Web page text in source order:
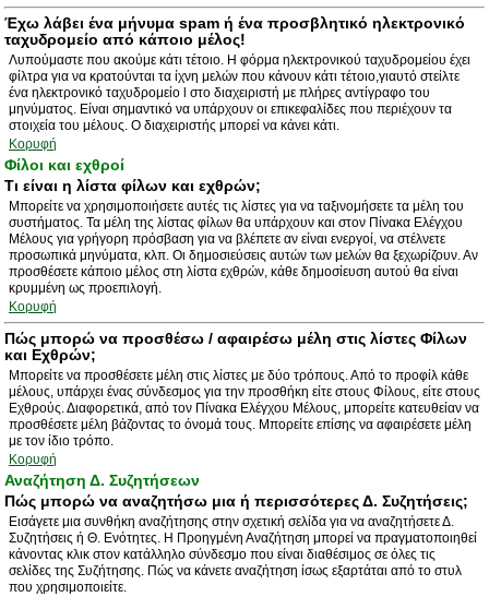
Έχω λάβει ένα μήνυμα spam ή ένα προσβλητικό ηλεκτρονικό
ταχυδρομείο από κάποιο μέλος!
Λυπούμαστε που ακούμε κάτι τέτοιο. Η φόρμα ηλεκτρονικού ταχυδρομείου έχει
φίλτρα για να κρατούνται τα ίχνη μελών που κάνουν κάτι τέτοιο,γιαυτό στείλτε
ένα ηλεκτρονικό ταχυδρομείο l στο διαχειριστή με πλήρες αντίγραφο του
μηνύματος. Είναι σημαντικό να υπάρχουν οι επικεφαλίδες που περιέχουν τα
στοιχεία του μέλους. Ο διαχειριστής μπορεί να κάνει κάτι.
Κορυφή
Φίλοι και εχθροί
Τι είναι η λίστα φίλων και εχθρών;
Μπορείτε να χρησιμοποιήσετε αυτές τις λίστες για να ταξινομήσετε τα μέλη του
συστήματος. Τα μέλη της λίστας φίλων θα υπάρχουν και στον Πίνακα Ελέγχου
Μέλους για γρήγορη πρόσβαση για να βλέπετε αν είναι ενεργοί, να στέλνετε
προσωπικά μηνύματα, κλπ. Οι δημοσιεύσεις αυτών των μελών θα ξεχωρίζουν. Αν
προσθέσετε κάποιο μέλος στη λίστα εχθρών, κάθε δημοσίευση αυτού θα είναι
κρυμμένη ως προεπιλογή.
Κορυφή
Πώς μπορώ να προσθέσω / αφαιρέσω μέλη στις λίστες Φίλων
και Εχθρών;
Μπορείτε να προσθέσετε μέλη στις λίστες με δύο τρόπους. Από το προφίλ κάθε
μέλους, υπάρχει ένας σύνδεσμος για την προσθήκη είτε στους Φίλους, είτε στους
Εχθρούς. Διαφορετικά, από τον Πίνακα Ελέγχου Μέλους, μπορείτε κατευθείαν να
προσθέσετε μέλη βάζοντας το όνομά τους. Μπορείτε επίσης να αφαιρέσετε μέλη
με τον ίδιο τρόπο.
Κορυφή
Αναζήτηση Δ. Συζητήσεων
Πώς μπορώ να αναζητήσω μια ή περισσότερες Δ. Συζητήσεις;
Εισάγετε μια συνθήκη αναζήτησης στην σχετική σελίδα για να αναζητήσετε Δ.
Συζητήσεις ή Θ. Ενότητες. Η Προηγμένη Αναζήτηση μπορεί να πραγματοποιηθεί
κάνοντας κλικ στον κατάλληλο σύνδεσμο που είναι διαθέσιμος σε όλες τις
σελίδες της Συζήτησης. Πώς να κάνετε αναζήτηση ίσως εξαρτάται από το στυλ
που χρησιμοποιείτε.